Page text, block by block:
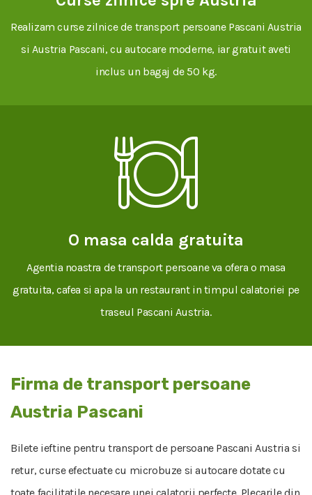
Realizam curse zilnice de transport persoane Pascani Austria
si Austria Pascani, cu autocare moderne, iar gratuit aveti
inclus un bagaj de 50 kg.
O masa calda gratuita
Agentia noastra de transport persoane va ofera o masa
gratuita, cafea si apa la un restaurant in timpul calatoriei pe
traseul Pascani Austria.
Firma de transport persoane
Austria Pascani
Bilete ieftine pentru transport de persoane Pascani Austria si
retur, curse efectuate cu microbuze si autocare dotate cu
toate facilitatile necesare unei calatorii perfecte. Plecarile din